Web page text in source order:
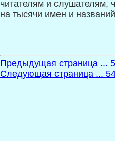
читателям и слушателям,
на тысячи имен и
Предыдущая страница ...
Следующая страница ...